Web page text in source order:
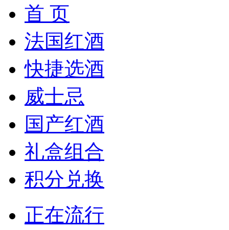
首 页
法国红酒
快捷选酒
威士忌
国产红酒
礼盒组合
积分兑换
正在流行